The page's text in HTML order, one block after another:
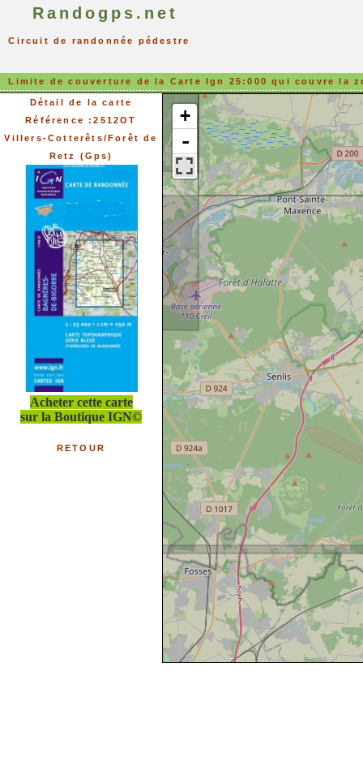
Randogps.net
Circuit de randonnée pédestre
Limite de couverture de la Carte Ign 25:000 qui couvre la
Détail de la carte
Référence :2512OT
Villers-Cotterêts/Forêt de
Retz (Gps)
Acheter cette carte
sur la Boutique IGN©
RETOUR
+
-